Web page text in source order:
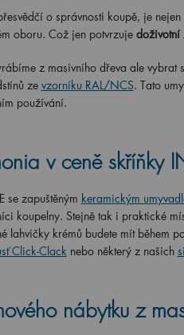
o správnosti koupě, je
oboru. Což jen potvrzuje doživotní
z masivního dřeva ale vybrat
ze vzorníku RAL/NCS. Tato
používání.
v ceně skříňky
se zapuštěným keramickým
koupelny. Stejně tak i praktické
lahvičky krémů budete mít během
Click-Clacknebo některý z našich
nábytku z